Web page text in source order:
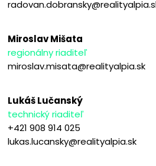
Miroslav Mišata
regionálny riaditeľ
miroslav.misata@realityalpia.sk
Lukáš Lučanský
technický riaditeľ
+421 908 914 025
lukas.lucansky@realityalpia.sk